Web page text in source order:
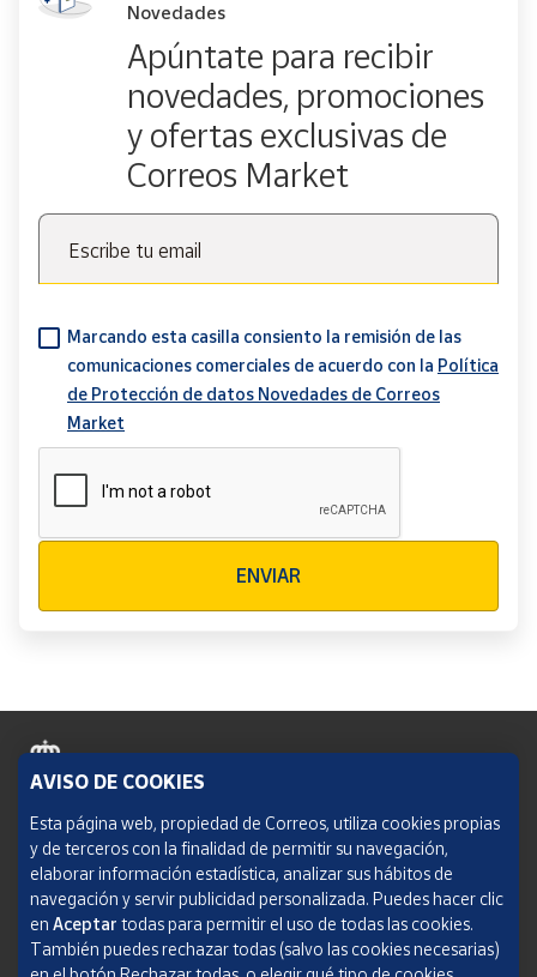
Novedades
Apúntate para recibir
novedades, promociones
y ofertas exclusivas de
Correos Market
Escribe tu email
Marcando esta casilla consiento la remisión de las
comunicaciones comerciales de acuerdo con la Política
de Protección de datos Novedades de Correos
Market
ENVIAR
Política de cookies
Aviso legal
Condiciones del servicio
Política de Privacidad Web
AVISO DE COOKIES
Esta página web, propiedad de Correos, utiliza cookies propias
y de terceros con la finalidad de permitir su navegación,
elaborar información estadística, analizar sus hábitos de
navegación y servir publicidad personalizada. Puedes hacer clic
en Aceptar todas para permitir el uso de todas las cookies.
También puedes rechazar todas (salvo las cookies necesarias)